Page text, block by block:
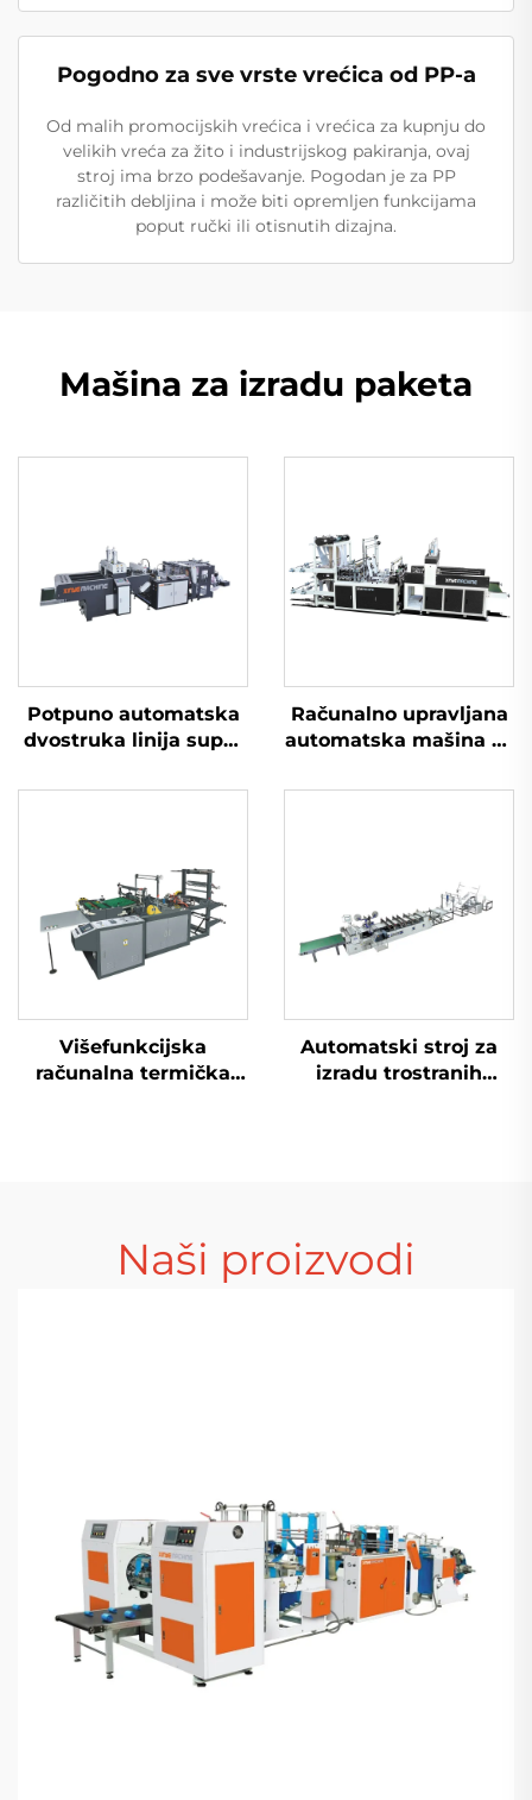
Pogodno za sve vrste vrećica od PP-a
Od malih promocijskih vrećica i vrećica za kupnju do
velikih vreća za žito i industrijskog pakiranja, ovaj
stroj ima brzo podešavanje. Pogodan je za PP
različitih debljina i može biti opremljen funkcijama
poput ručki ili otisnutih dizajna.
Mašina za izradu paketa
Potpuno automatska
dvostruka linija super
za izradu plastifičnih
Računalno upravljana
automatska mašina za
otvorom
Višefunkcijska
računalna termička
Automatski stroj za
izradu trostranih
Naši proizvodi